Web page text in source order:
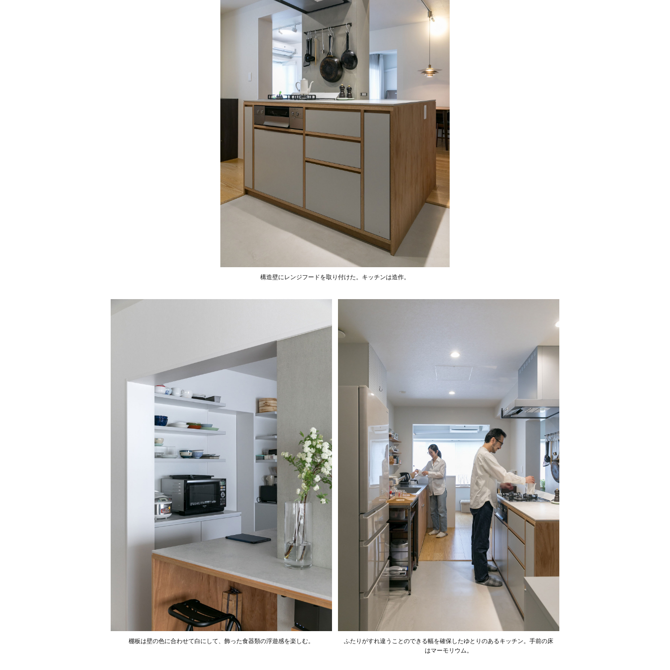
構造壁にレンジフードを取り付けた。キッチンは造作。
棚板は壁の色に合わせて白にして、飾った食器類の浮遊感を楽しむ。
ふたりがすれ違うことのできる幅を確保したゆとりのあるキッチン。手前の床
はマーモリウム。